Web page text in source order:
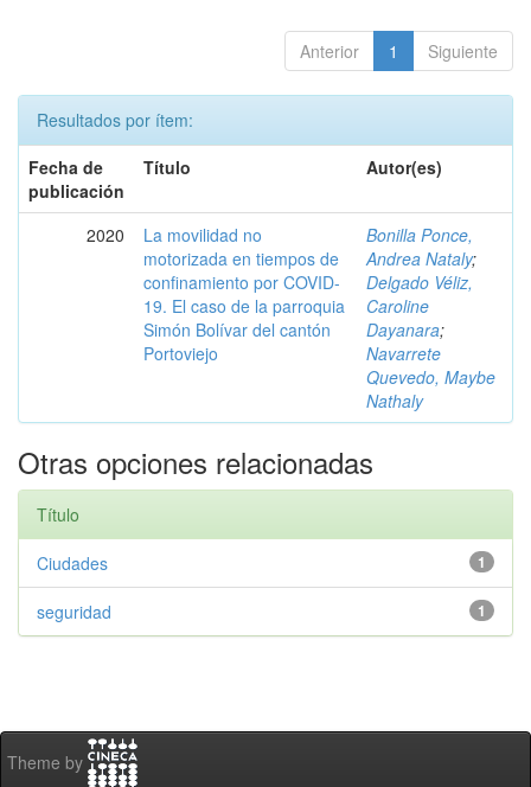
Anterior 1 Siguiente
Resultados por ítem:
Fecha de
publicación
Título Autor(es)
2020
La movilidad no
motorizada en tiempos de
confinamiento por COVID-
19. El caso de la parroquia
Simón Bolívar del cantón
Portoviejo
Bonilla Ponce,
Andrea Nataly;
Delgado Véliz,
Caroline
Dayanara;
Navarrete
Quevedo, Maybe
Nathaly
Otras opciones relacionadas
Título
1
Ciudades
1
seguridad
Theme by